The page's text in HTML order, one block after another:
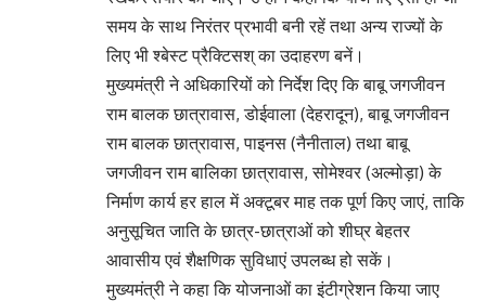
समय के साथ निरंतर प्रभावी बनी रहें तथा अन्य राज्यों के
लिए भी श्बेस्ट प्रैक्टिसश् का उदाहरण बनें।
मुख्यमंत्री ने अधिकारियों को निर्देश दिए कि बाबू जगजीवन
राम बालक छात्रावास, डोईवाला (देहरादून), बाबू जगजीवन
राम बालक छात्रावास, पाइनस (नैनीताल) तथा बाबू
जगजीवन राम बालिका छात्रावास, सोमेश्वर (अल्मोड़ा) के
निर्माण कार्य हर हाल में अक्टूबर माह तक पूर्ण किए जाएं, ताकि
अनुसूचित जाति के छात्र-छात्राओं को शीघ्र बेहतर
आवासीय एवं शैक्षणिक सुविधाएं उपलब्ध हो सकें।
मुख्यमंत्री ने कहा कि योजनाओं का इंटीग्रेशन किया जाए